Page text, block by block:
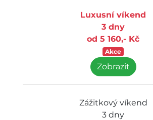
Luxusní víkend
3 dny
od 5 160,- Kč
Akce
Zobrazit
Zážitkový víkend
3 dny